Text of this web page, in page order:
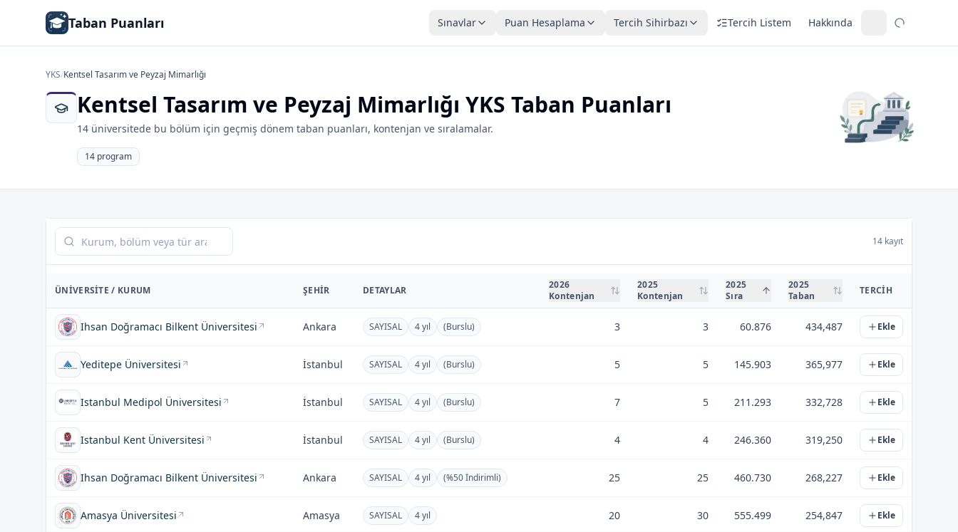
Taban Puanları Sınavlar Puan Hesaplama Tercih Sihirbazı Tercih Listem Hakkında
YKS/Kentsel Tasarım ve Peyzaj Mimarlığı
Kentsel Tasarım ve Peyzaj Mimarlığı YKS Taban Puanları
14 üniversitede bu bölüm için geçmiş dönem taban puanları, kontenjan ve sıralamalar.
14 program
Tabloda ara 14 kayıt
ÜNIVERSITE / KURUM ŞEHIR DETAYLAR
2026
Kontenjan
2025
Kontenjan
2025
Sıra
2025
Taban
TERCIH
Ihsan Doğramacı Bilkent Üniversitesi Ankara SAYISAL 4 yıl (Burslu) 3 3 60.876 434,487 Ekle
Yeditepe Üniversitesi İstanbul SAYISAL 4 yıl (Burslu) 5 5 145.903 365,977 Ekle
Istanbul Medipol Üniversitesi İstanbul SAYISAL 4 yıl (Burslu) 7 5 211.293 332,728 Ekle
Istanbul Kent Üniversitesi İstanbul SAYISAL 4 yıl (Burslu) 4 4 246.360 319,250 Ekle
Ihsan Doğramacı Bilkent Üniversitesi Ankara SAYISAL 4 yıl (%50 İndirimli) 25 25 460.730 268,227 Ekle
Amasya Üniversitesi Amasya SAYISAL 4 yıl 20 30 555.499 254,847 Ekle